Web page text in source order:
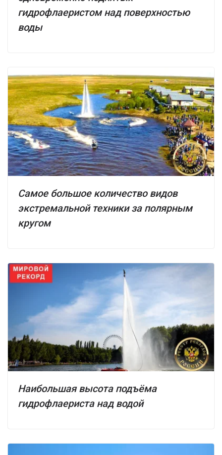
гидрофлаеристом над поверхностью
воды
Самое большое количество видов
экстремальной техники за полярным
кругом
Наибольшая высота подъёма
гидрофлаериста над водой